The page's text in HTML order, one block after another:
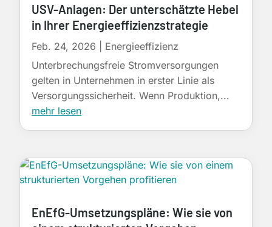
USV-Anlagen: Der unterschätzte Hebel
in Ihrer Energieeffizienzstrategie
Feb. 24, 2026
Energieeffizienz
Unterbrechungsfreie Stromversorgungen
gelten in Unternehmen in erster Linie als
Versorgungssicherheit. Wenn Produktion,...
mehr lesen
EnEfG-Umsetzungspläne: Wie sie von